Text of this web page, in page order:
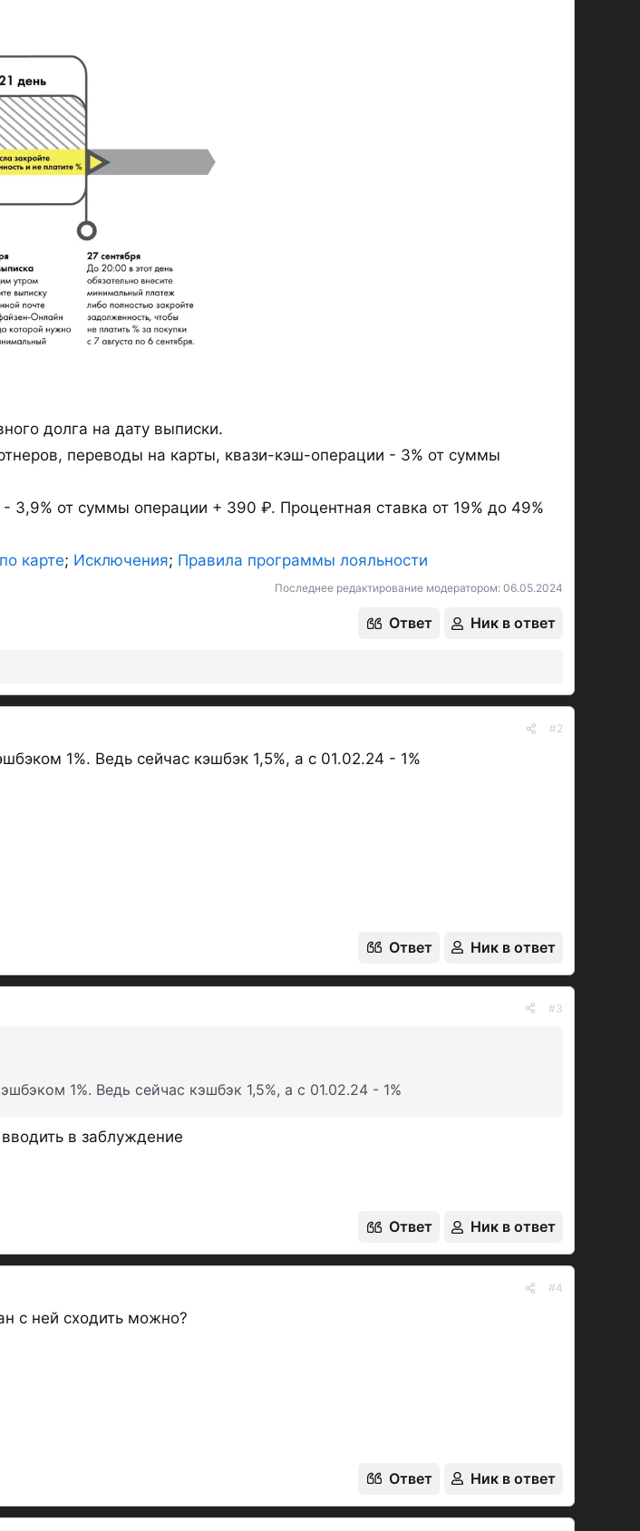
долга на дату выписки.
переводы на карты, квази-кэш-операции - 3% от суммы
3,9% от суммы операции + 390 ₽. Процентная ставка от 19% до 49%
карте; Исключения; Правила программы лояльности
Последнее редактирование модератором: 06.05.2024
Ответ Ник в ответ
#2
1%. Ведь сейчас кэшбэк 1,5%, а с 01.02.24 - 1%
Ответ Ник в ответ
#3
1%. Ведь сейчас кэшбэк 1,5%, а с 01.02.24 - 1%
в заблуждение
Ответ Ник в ответ
#4
с ней сходить можно?
Ответ Ник в ответ